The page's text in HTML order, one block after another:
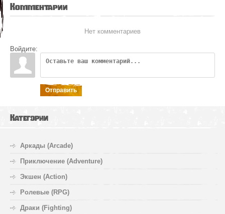
Комментарии
Нет комментариев
Войдите:
Отправить
Категории
Аркады (Arcade)
Приключение (Adventure)
Экшен (Action)
Ролевые (RPG)
Драки (Fighting)